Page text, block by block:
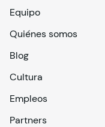
Equipo
Quiénes somos
Blog
Cultura
Empleos
Partners